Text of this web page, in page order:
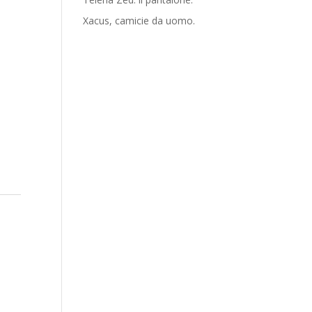
Xacus, camicie da uomo.